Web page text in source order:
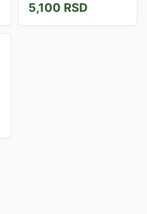
uklopiti u Vaš nameštaj!
5,100 RSD